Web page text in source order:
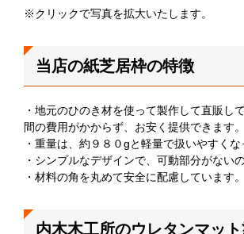
※クリックで写真を拡大いたします。
当店の紙芝居枠の特徴
・地元のひのき材を使って製作して直販し
間の費用がかからず、お安く提供できます。
・重量は、約９８０gと軽量で扱いやすくな
・シンプルなデザインで、可動部分がない
・材料の角を丸めて安全に配慮しています。
内木木工所のウレタンマッ